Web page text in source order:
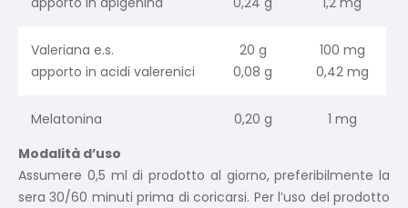
Valeriana e.s.
apporto in acidi valerenici
20 g
0,08 g
100 mg
0,42 mg
Melatonina 0,20 g
1 mg
Modalità d’uso
Assumere 0,5 ml di prodotto al giorno, preferibilmente la
sera 30/60 minuti prima di coricarsi. Per l’uso del prodotto